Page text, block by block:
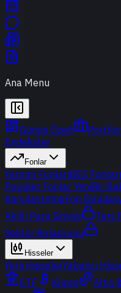
Ana Menu
Günün Özeti
Endeksler
Fonlar
Yatırım FonlarıBES Fonları
Popüler Fonlar YeniBir
KarşılaştırmaFon
Akıllı Para Sinyali
Ters
Sektör Rotasyonu
Hisseler
Yerli HisselerYabancı
ETF
Kripto Altın